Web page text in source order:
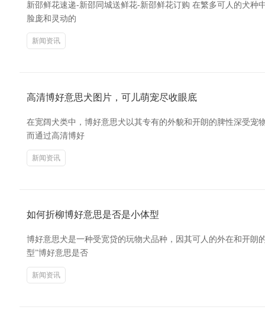
新邵鲜花速递-新邵同城送鲜花-新邵鲜花订购 在繁多可人的犬
脸庞和灵动的
新闻资讯
高清博好意思犬图片，可儿萌宠尽收眼底
在宽阔犬类中，博好意思犬以其专有的外貌和开朗的脾性深受宠
而通过高清博好
新闻资讯
如何折柳博好意思是否是小体型
博好意思犬是一种受宽贷的玩物犬品种，因其可人的外在和开
型”博好意思是否
新闻资讯